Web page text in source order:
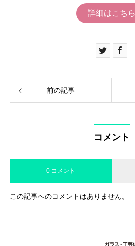
詳細はこちら
前の記事
コメント
0 コメント
この記事へのコメントはありません。